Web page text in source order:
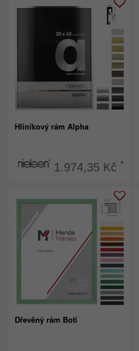
Hliníkový rám Alpha
1.974,35 Kč *
Dřevěný rám Boti